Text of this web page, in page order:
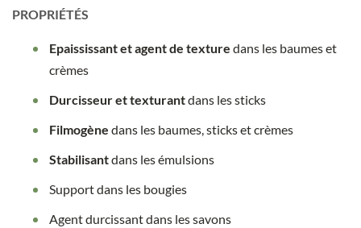
PROPRIÉTÉS
Epaississant et agent de texture dans les baumes et
crèmes
Durcisseur et texturantdans les sticks
Filmogène dans les baumes, sticks et crèmes
Stabilisantdans les émulsions
Support dans les bougies
Agent durcissant dans les savons